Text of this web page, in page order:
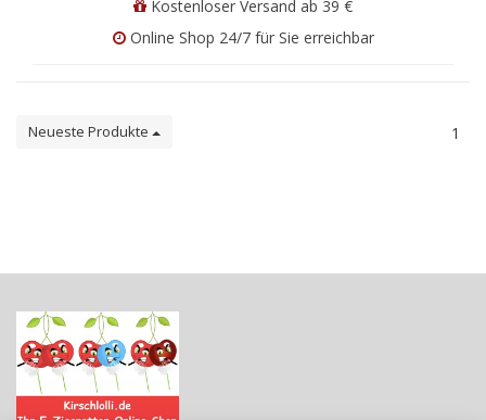
Kostenloser Versand ab 39 €
Online Shop 24/7 für Sie erreichbar
Neueste Produkte 1